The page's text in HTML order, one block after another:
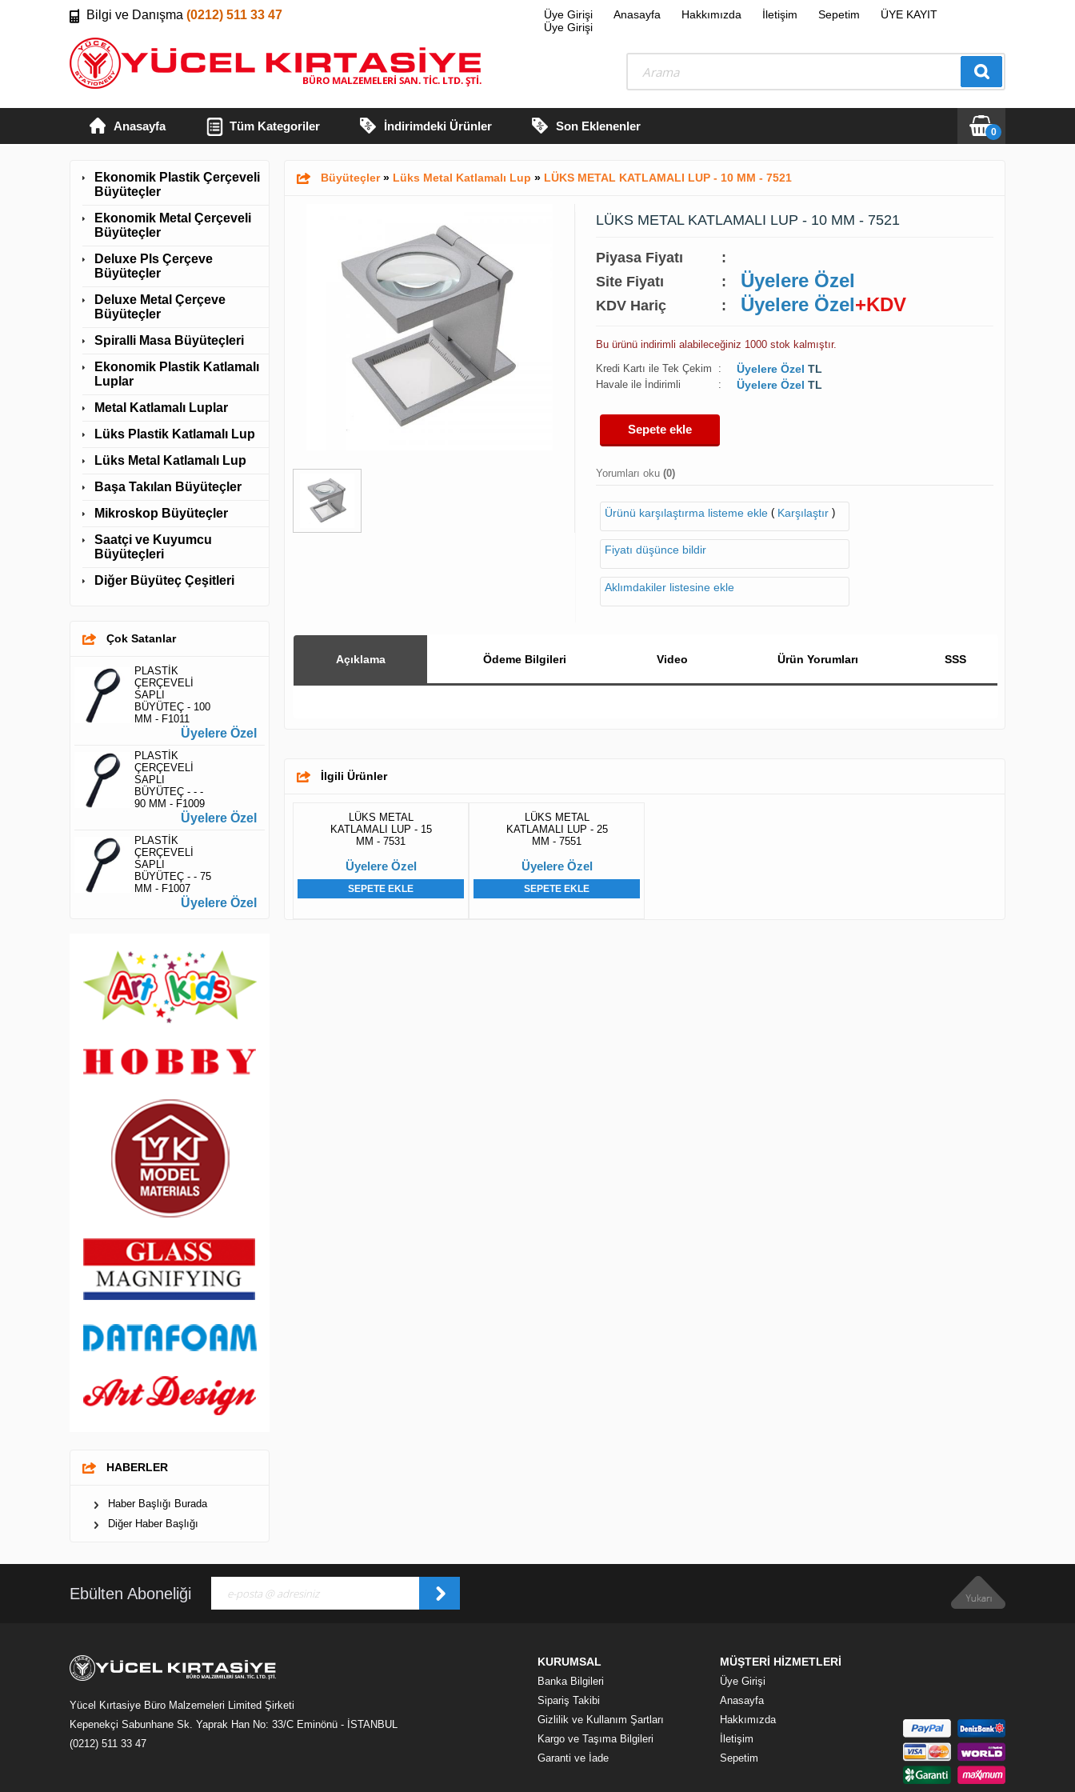
Bilgi ve Danışma (0212) 511 33 47 Üye Girişi Anasayfa Hakkımızda İletişim Sepetim
ÜYE KAYIT
Üye Girişi
Anasayfa Tüm Kategoriler İndirimdeki Ürünler Son Eklenenler 0
Ekonomik Plastik Çerçeveli
Büyüteçler
Ekonomik Metal Çerçeveli
Büyüteçler
Deluxe Pls Çerçeve
Büyüteçler
Deluxe Metal Çerçeve
Büyüteçler
Spiralli Masa Büyüteçleri
Ekonomik Plastik Katlamalı
Luplar
Metal Katlamalı Luplar
Lüks Plastik Katlamalı Lup
Lüks Metal Katlamalı Lup
Başa Takılan Büyüteçler
Mikroskop Büyüteçler
Saatçi ve Kuyumcu
Büyüteçleri
Diğer Büyüteç Çeşitleri
Çok Satanlar
PLASTİK
ÇERÇEVELİ
SAPLI
BÜYÜTEÇ - 100
MM - F1011
Üyelere Özel
PLASTİK
ÇERÇEVELİ
SAPLI
BÜYÜTEÇ - - -
90 MM - F1009
Üyelere Özel
PLASTİK
ÇERÇEVELİ
SAPLI
BÜYÜTEÇ - - 75
MM - F1007
Üyelere Özel
HABERLER
Haber Başlığı Burada
Diğer Haber Başlığı
Büyüteçler» Lüks Metal Katlamalı Lup » LÜKS METAL KATLAMALI LUP - 10 MM - 7521
LÜKS METAL KATLAMALI LUP - 10 MM - 7521
Piyasa Fiyatı
:
Site Fiyatı
: Üyelere Özel
KDV Hariç : Üyelere Özel+KDV
Bu ürünü indirimli alabileceğiniz 1000 stok kalmıştır.
Kredi Kartı ile Tek Çekim
: Üyelere Özel TL
Havale ile İndirimli : Üyelere Özel TL
Sepete ekle
Yorumları oku (0)
Ürünü karşılaştırma listeme ekle ( Karşılaştır )
Fiyatı düşünce bildir
Aklımdakiler listesine ekle
Açıklama Ödeme Bilgileri Video Ürün Yorumları SSS
İlgili Ürünler
LÜKS METAL
KATLAMALI LUP - 15
MM - 7531
Üyelere Özel
SEPETE EKLE
LÜKS METAL
KATLAMALI LUP - 25
MM - 7551
Üyelere Özel
SEPETE EKLE
Ebülten Aboneliği
Yücel Kırtasiye Büro Malzemeleri Limited Şirketi
Kepenekçi Sabunhane Sk. Yaprak Han No: 33/C Eminönü - İSTANBUL
(0212) 511 33 47
KURUMSAL
Banka Bilgileri
Sipariş Takibi
Gizlilik ve Kullanım Şartları
Kargo ve Taşıma Bilgileri
Garanti ve İade
MÜŞTERİ HİZMETLERİ
Üye Girişi
Anasayfa
Hakkımızda
İletişim
Sepetim